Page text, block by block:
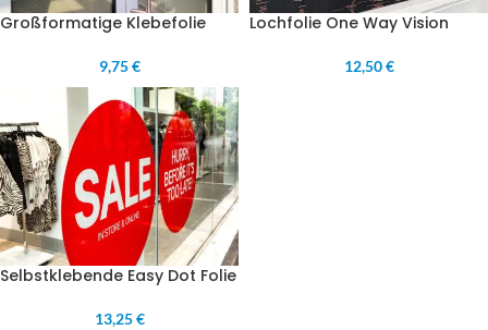
Großformatige Klebefolie
9,75 €
Lochfolie One Way Vision
12,50 €
Selbstklebende Easy Dot Folie
13,25 €